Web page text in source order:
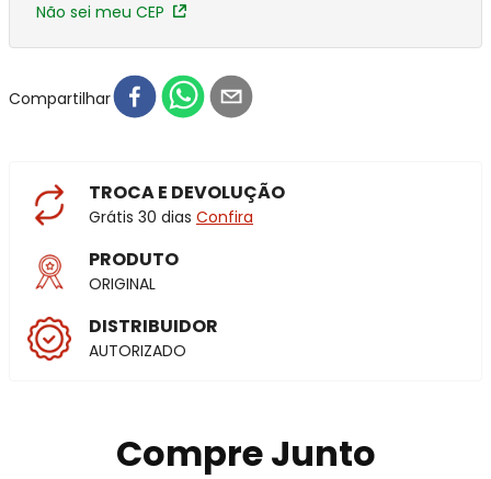
Não sei meu CEP
Compartilhar
TROCA E DEVOLUÇÃO
Grátis 30 dias Confira
PRODUTO
ORIGINAL
DISTRIBUIDOR
AUTORIZADO
Compre Junto